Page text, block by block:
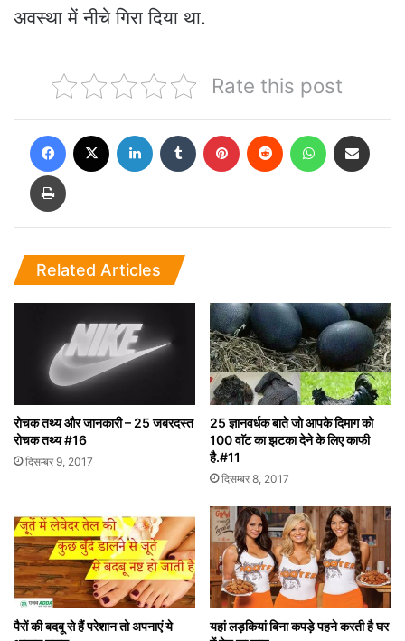
अवस्था में नीचे गिरा दिया था.
Rate this post
Facebook LinkedIn Tumblr Pinterest Reddit WhatsApp
Print
Related Articles
रोचक तथ्य और जानकारी – 25 जबरदस्त
रोचक तथ्य #16
दिसम्बर 9, 2017
25 ज्ञानवर्धक बाते जो आपके दिमाग को
100 वाॅट का झटका देने के लिए काफी
है.#11
दिसम्बर 8, 2017
पैरों की बदबू से हैं परेशान तो अपनाएं ये
यहां लड़कियां बिना कपड़े पहने करती है घर